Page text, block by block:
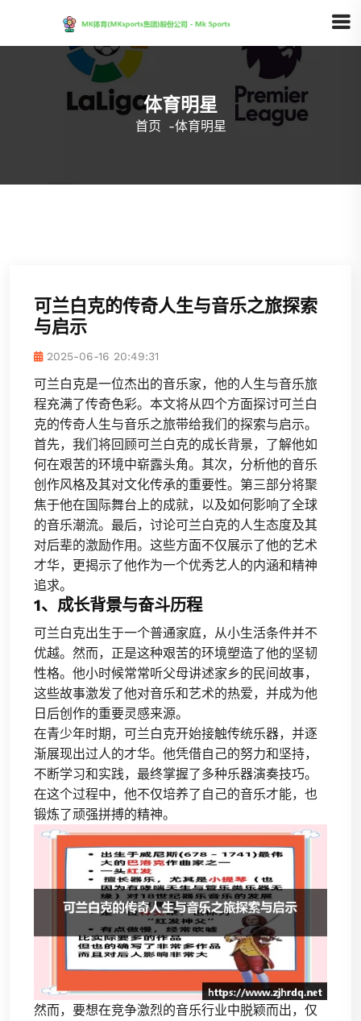
体育明星
首页 -体育明星
可兰白克的传奇人生与音乐之旅探索
与启示
2025-06-16 20:49:31
可兰白克是一位杰出的音乐家，他的人生与音乐旅
程充满了传奇色彩。本文将从四个方面探讨可兰白
克的传奇人生与音乐之旅带给我们的探索与启示。
首先，我们将回顾可兰白克的成长背景，了解他如
何在艰苦的环境中崭露头角。其次，分析他的音乐
创作风格及其对文化传承的重要性。第三部分将聚
焦于他在国际舞台上的成就，以及如何影响了全球
的音乐潮流。最后，讨论可兰白克的人生态度及其
对后辈的激励作用。这些方面不仅展示了他的艺术
才华，更揭示了他作为一个优秀艺人的内涵和精神
追求。
1、成长背景与奋斗历程
可兰白克出生于一个普通家庭，从小生活条件并不
优越。然而，正是这种艰苦的环境塑造了他的坚韧
性格。他小时候常常听父母讲述家乡的民间故事，
这些故事激发了他对音乐和艺术的热爱，并成为他
日后创作的重要灵感来源。
在青少年时期，可兰白克开始接触传统乐器，并逐
渐展现出过人的才华。他凭借自己的努力和坚持，
不断学习和实践，最终掌握了多种乐器演奏技巧。
在这个过程中，他不仅培养了自己的音乐才能，也
锻炼了顽强拼搏的精神。
然而，要想在竞争激烈的音乐行业中脱颖而出，仅